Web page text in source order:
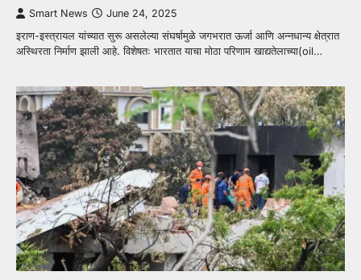
Smart News June 24, 2025
इराण-इस्त्रायल यांच्यात सुरू असलेल्या संघर्षामुळे जगभरात ऊर्जा आणि अन्नधान्य क्षेत्रात
अस्थिरता निर्माण झाली आहे. विशेषतः भारतात याचा मोठा परिणाम खाद्यतेलाच्या(oil…